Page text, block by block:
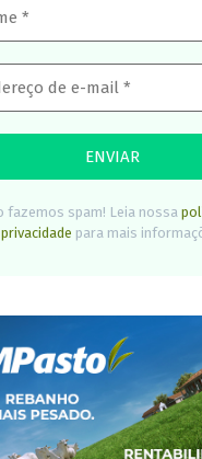
fazemos spam! Leia nossa
privacidade para mais